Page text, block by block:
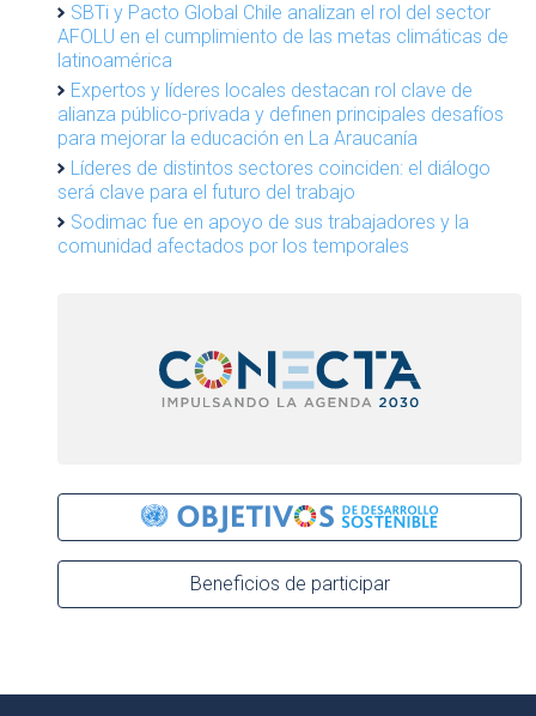
SBTi y Pacto Global Chile analizan el rol del sector
AFOLU en el cumplimiento de las metas climáticas de
latinoamérica
Expertos y líderes locales destacan rol clave de
alianza público-privada y definen principales desafíos
para mejorar la educación en La Araucanía
Líderes de distintos sectores coinciden: el diálogo
será clave para el futuro del trabajo
Sodimac fue en apoyo de sus trabajadores y la
comunidad afectados por los temporales
Beneficios de participar